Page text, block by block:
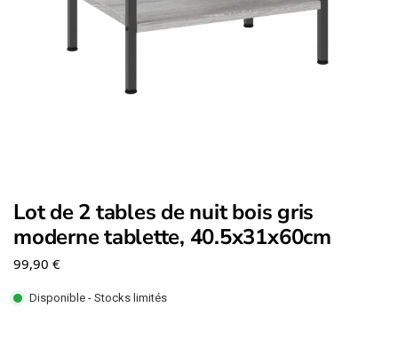
Lot de 2 tables de nuit bois gris
moderne tablette, 40.5x31x60cm
99,90 €
Disponible - Stocks limités